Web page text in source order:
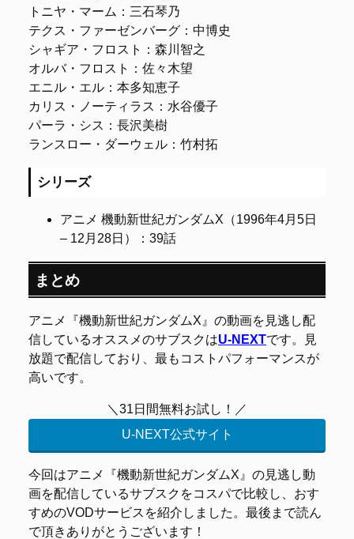
トニヤ・マーム：三石琴乃
テクス・ファーゼンバーグ：中博史
シャギア・フロスト：森川智之
オルバ・フロスト：佐々木望
エニル・エル：本多知恵子
カリス・ノーティラス：水谷優子
パーラ・シス：長沢美樹
ランスロー・ダーウェル：竹村拓
シリーズ
アニメ 機動新世紀ガンダムX（1996年4月5日
– 12月28日）：39話
まとめ
アニメ『機動新世紀ガンダムX』の動画を見逃し配
信しているオススメのサブスクはU-NEXTです。見
放題で配信しており、最もコストパフォーマンスが
高いです。
＼31日間無料お試し！／
U-NEXT公式サイト
今回はアニメ『機動新世紀ガンダムX』の見逃し動
画を配信しているサブスクをコスパで比較し、おす
すめのVODサービスを紹介しました。最後まで読ん
で頂きありがとうございます！